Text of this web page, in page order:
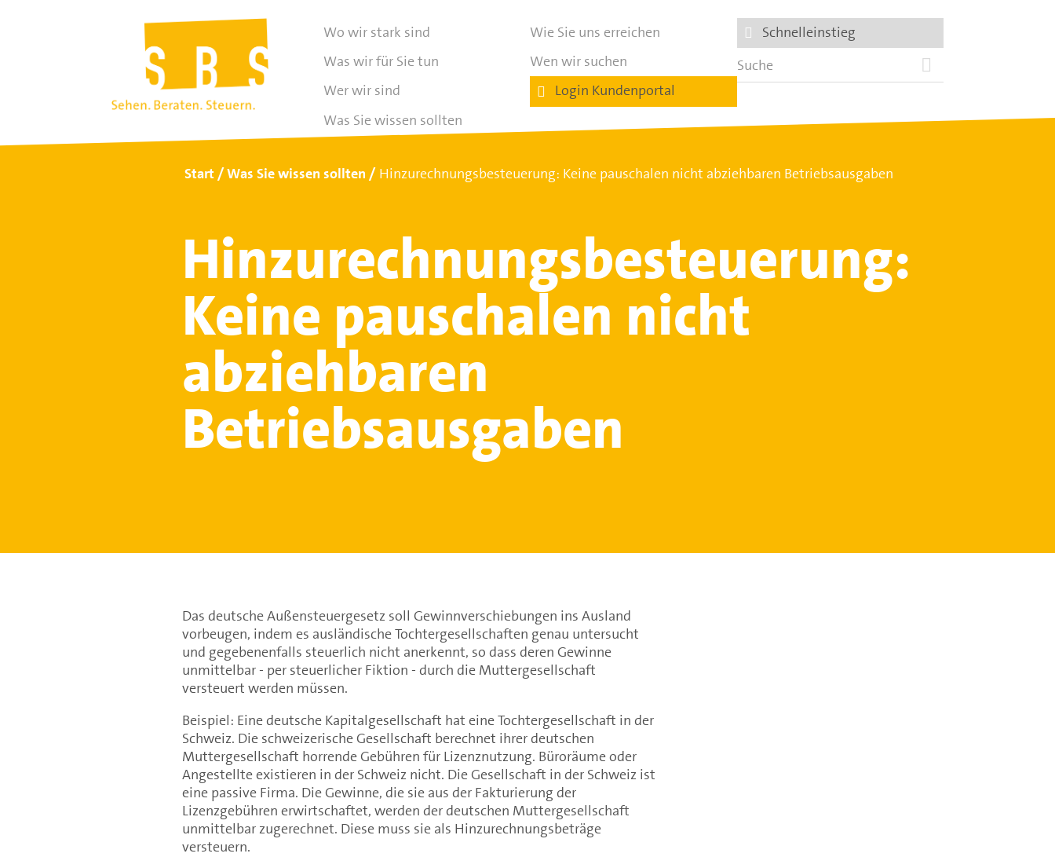
Wo wir stark sind
Was wir für Sie tun
Wer wir sind
Was Sie wissen sollten
Wie Sie uns erreichen
Wen wir suchen
Login Kundenportal
Schnelleinstieg
Start Was Sie wissen sollten Hinzurechnungsbesteuerung: Keine pauschalen nicht abziehbaren Betriebsausgaben
Hinzurechnungsbesteuerung:
Keine pauschalen nicht
abziehbaren
Betriebsausgaben
Das deutsche Außensteuergesetz soll Gewinnverschiebungen ins Ausland
vorbeugen, indem es ausländische Tochtergesellschaften genau untersucht
und gegebenenfalls steuerlich nicht anerkennt, so dass deren Gewinne
unmittelbar - per steuerlicher Fiktion - durch die Muttergesellschaft
versteuert werden müssen.
Beispiel: Eine deutsche Kapitalgesellschaft hat eine Tochtergesellschaft in der
Schweiz. Die schweizerische Gesellschaft berechnet ihrer deutschen
Muttergesellschaft horrende Gebühren für Lizenznutzung. Büroräume oder
Angestellte existieren in der Schweiz nicht. Die Gesellschaft in der Schweiz ist
eine passive Firma. Die Gewinne, die sie aus der Fakturierung der
Lizenzgebühren erwirtschaftet, werden der deutschen Muttergesellschaft
unmittelbar zugerechnet. Diese muss sie als Hinzurechnungsbeträge
versteuern.